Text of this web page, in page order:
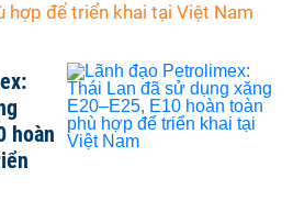
hợp để triển khai tại Việt Nam
hoàn